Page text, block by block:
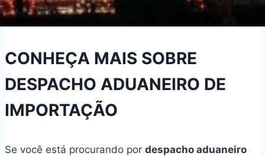
CONHEÇA MAIS SOBRE
DESPACHO ADUANEIRO DE
IMPORTAÇÃO
Se você está procurando por despacho aduaneiro